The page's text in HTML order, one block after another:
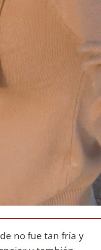
no fue tan fría y